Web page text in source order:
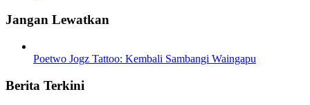
Jangan Lewatkan
Poetwo Jogz Tattoo: Kembali Sambangi Waingapu
Berita Terkini